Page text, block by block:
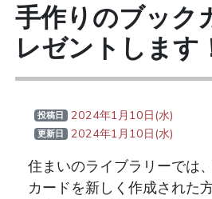
手作りのブック
レゼントします
投稿日 2024年1月10日(水)
更新日 2024年1月10日(水)
住まいのライブラリーでは
カードを新しく作成された